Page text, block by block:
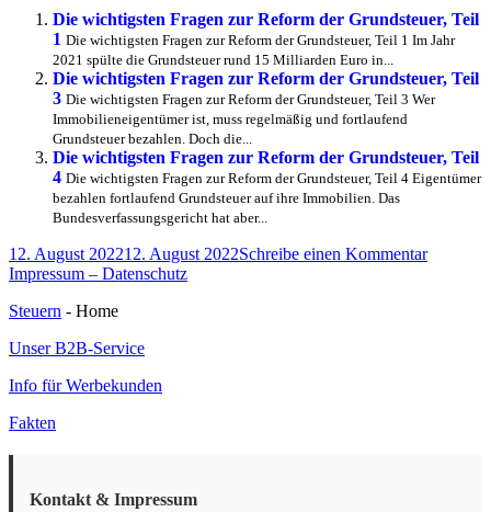
Reform
Grundsteuer,
Die wichtigsten Fragen zur Reform der Grundsteuer, Teil
1 Die wichtigsten Fragen zur Reform der Grundsteuer, Teil 1 Im Jahr
2021 spülte die Grundsteuer rund 15 Milliarden Euro in...
Die wichtigsten Fragen zur Reform der Grundsteuer, Teil
3 Die wichtigsten Fragen zur Reform der Grundsteuer, Teil 3 Wer
Immobilieneigentümer ist, muss regelmäßig und fortlaufend
Grundsteuer bezahlen. Doch die...
Die wichtigsten Fragen zur Reform der Grundsteuer, Teil
4 Die wichtigsten Fragen zur Reform der Grundsteuer, Teil 4 Eigentümer
bezahlen fortlaufend Grundsteuer auf ihre Immobilien. Das
Bundesverfassungsgericht hat aber...
Veröffentlicht
am
12. August 202212. August 2022Schreibe einen Kommentarzu
Impressum – Datenschutz
Steuern - Home
Unser B2B-Service
Info für Werbekunden
Fakten
Kontakt & Impressum